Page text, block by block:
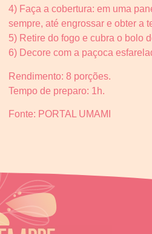
4) Faça a cobertura: em uma
sempre, até engrossar e obter a
5) Retire do fogo e cubra o bolo
6) Decore com a paçoca
Rendimento: 8 porções.
Tempo de preparo: 1h.
Fonte: PORTAL UMAMI